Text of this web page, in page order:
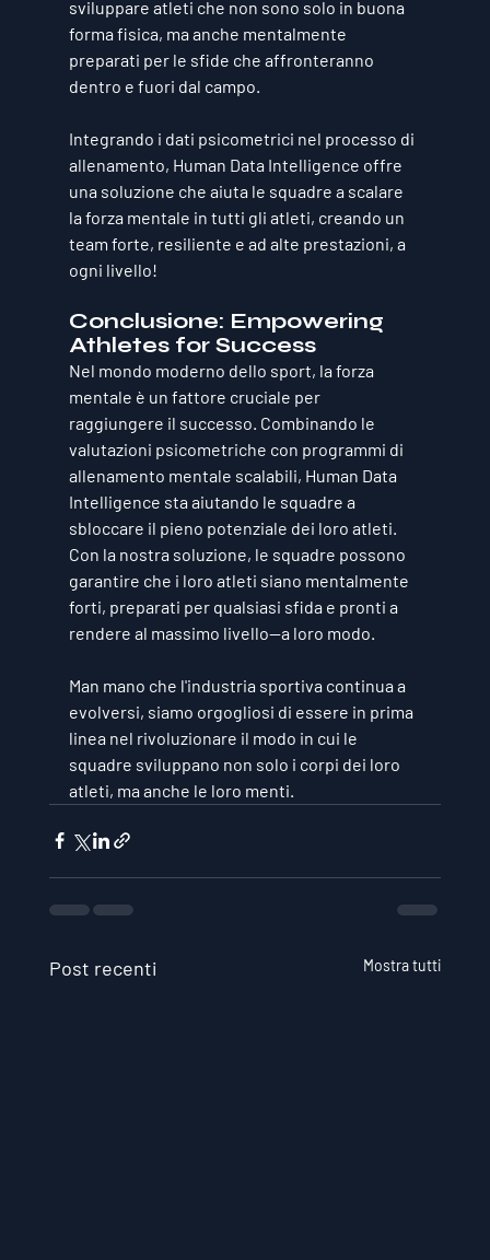
sviluppare atleti che non sono solo in buona
forma fisica, ma anche mentalmente
preparati per le sfide che affronteranno
dentro e fuori dal campo.
Integrando i dati psicometrici nel processo di
allenamento, Human Data Intelligence offre
una soluzione che aiuta le squadre a scalare
la forza mentale in tutti gli atleti, creando un
team forte, resiliente e ad alte prestazioni, a
ogni livello!
Conclusione: Empowering
Athletes for Success
Nel mondo moderno dello sport, la forza
mentale è un fattore cruciale per
raggiungere il successo. Combinando le
valutazioni psicometriche con programmi di
allenamento mentale scalabili, Human Data
Intelligence sta aiutando le squadre a
sbloccare il pieno potenziale dei loro atleti.
Con la nostra soluzione, le squadre possono
garantire che i loro atleti siano mentalmente
forti, preparati per qualsiasi sfida e pronti a
rendere al massimo livello—a loro modo
Man mano che l'industria sportiva continua a
evolversi, siamo orgogliosi di essere in prima
linea nel rivoluzionare il modo in cui le
squadre sviluppano non solo i corpi dei loro
atleti, ma anche le loro menti.
Post recenti Mostra tutti